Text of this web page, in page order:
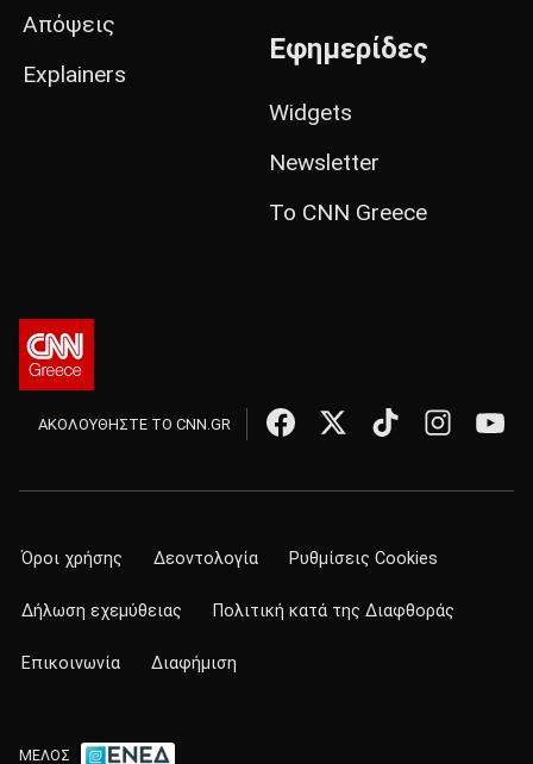
Απόψεις
Explainers
Εφημερίδες
Widgets
Newsletter
Το CNN Greece
ΑΚΟΛΟΥΘΗΣΤΕ ΤΟ CNN.GR
Όροι χρήσης Δεοντολογία Ρυθμίσεις Cookies
Δήλωση εχεμύθειας Πολιτική κατά της Διαφθοράς
Επικοινωνία Διαφήμιση
ΜΕΛΟΣ